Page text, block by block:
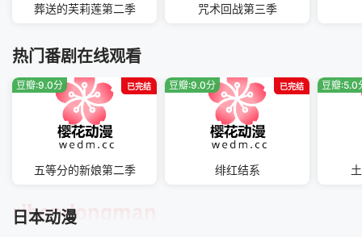
葬送的芙莉莲第二季 咒术回战第三季
热门番剧在线观看
已完结
豆瓣:9.0分
五等分的新娘第二季
已完结
豆瓣:9.0分
绯红结系
豆瓣:5.0
日本动漫
ribendongman